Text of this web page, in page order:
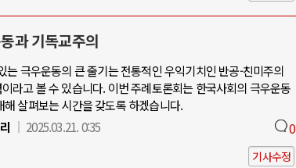
과 기독교주의
는 극우운동의 큰 줄기는 전통적인 우익기치인 반공-친미주의
라고 볼 수 있습니다. 이번 주례토론회는 한국사회의 극우운동
해 살펴보는 시간을 갖도록 하겠습니다.
2025.03.21. 0:35 0
기사수정